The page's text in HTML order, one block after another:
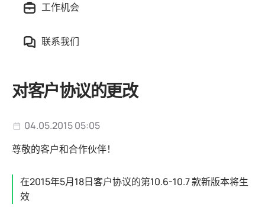
工作机会
联系我们
对客户协议的更改
04.05.2015 05:05
尊敬的客户和合作伙伴！
在2015年5月18日客户协议的第10.6-10.7 款新版本将生
效